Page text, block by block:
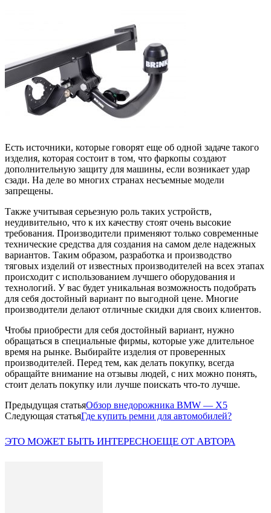
Есть источники, которые говорят еще об одной задаче такого
изделия, которая состоит в том, что фаркопы создают
дополнительную защиту для машины, если возникает удар
сзади. На деле во многих странах несъемные модели
запрещены.
Также учитывая серьезную роль таких устройств,
неудивительно, что к их качеству стоят очень высокие
требования. Производители применяют только современные
технические средства для создания на самом деле надежных
вариантов. Таким образом, разработка и производство
тяговых изделий от известных производителей на всех этапах
происходит с использованием лучшего оборудования и
технологий. У вас будет уникальная возможность подобрать
для себя достойный вариант по выгодной цене. Многие
производители делают отличные скидки для своих клиентов.
Чтобы приобрести для себя достойный вариант, нужно
обращаться в специальные фирмы, которые уже длительное
время на рынке. Выбирайте изделия от проверенных
производителей. Перед тем, как делать покупку, всегда
обращайте внимание на отзывы людей, с них можно понять,
стоит делать покупку или лучше поискать что-то лучше.
Предыдущая статьяОбзор внедорожника BMW — X5
Следующая статьяГде купить ремни для автомобилей?
ЭТО МОЖЕТ БЫТЬ ИНТЕРЕСНОЕЩЕ ОТ АВТОРА